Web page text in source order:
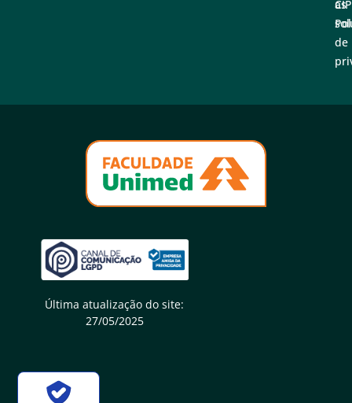
as
de
Última atualização do site:
27/05/2025